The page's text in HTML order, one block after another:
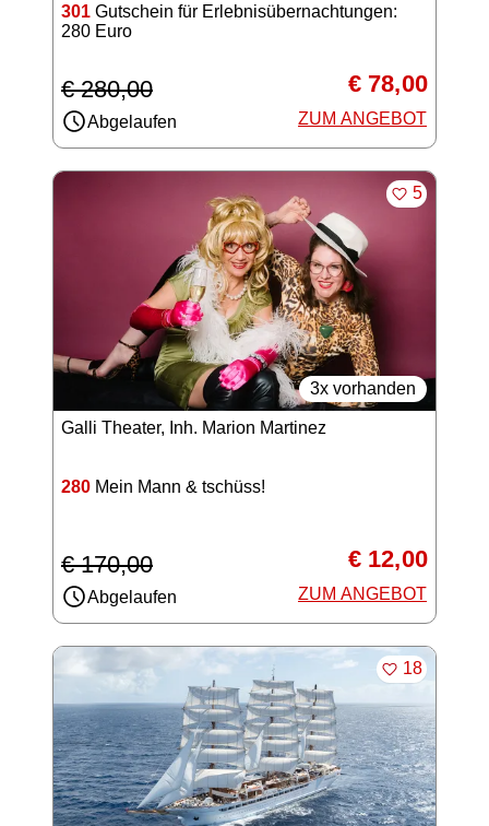
301 Gutschein für Erlebnisübernachtungen:
280 Euro
€ 280,00
Abgelaufen
€ 78,00
ZUM ANGEBOT
3x vorhanden
MERKEN
5
Galli Theater, Inh. Marion Martinez
280 Mein Mann & tschüss!
€ 170,00
Abgelaufen
€ 12,00
ZUM ANGEBOT
MERKEN
18